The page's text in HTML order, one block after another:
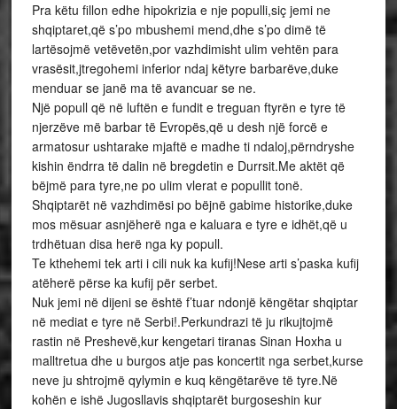
Pra këtu fillon edhe hipokrizia e nje populli,siç jemi ne
shqiptaret,që s’po mbushemi mend,dhe s’po dimë të
lartësojmë vetëvetën,por vazhdimisht ulim vehtën para
vrasësit,jtregohemi inferior ndaj këtyre barbarëve,duke
menduar se janë ma të avancuar se ne.
Një popull që në luftën e fundit e treguan ftyrën e tyre të
njerzëve më barbar të Evropës,që u desh një forcë e
armatosur ushtarake mjaftë e madhe ti ndaloj,përndryshe
kishin ëndrra të dalin në bregdetin e Durrsit.Me aktët që
bëjmë para tyre,ne po ulim vlerat e popullit tonë.
Shqiptarët në vazhdimësi po bëjnë gabime historike,duke
mos mësuar asnjëherë nga e kaluara e tyre e idhët,që u
trdhëtuan disa herë nga ky popull.
Te kthehemi tek arti i cili nuk ka kufij!Nese arti s’paska kufij
atëherë përse ka kufij për serbet.
Nuk jemi në dijeni se është f’tuar ndonjë këngëtar shqiptar
në mediat e tyre në Serbi!.Perkundrazi të ju rikujtojmë
rastin në Preshevë,kur kengetari tiranas Sinan Hoxha u
malltretua dhe u burgos atje pas koncertit nga serbet,kurse
neve ju shtrojmë qylymin e kuq këngëtarëve të tyre.Në
kohën e ishë Jugosllavis shqiptarët burgoseshin kur